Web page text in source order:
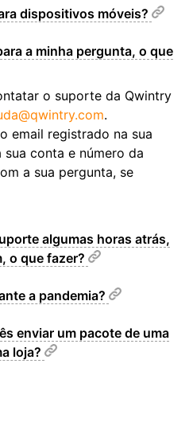
dispositivos móveis?
a minha pergunta, o que
o suporte da Qwintry
.
email registrado na sua
conta e número da
a sua pergunta, se
algumas horas atrás,
o que fazer?
a pandemia?
enviar um pacote de uma
loja?